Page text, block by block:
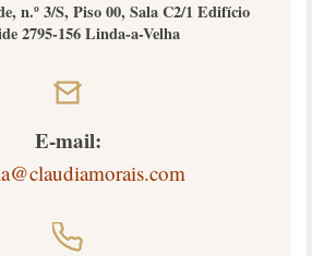
n.º 3/S, Piso 00, Sala C2/1 Edifício
2795-156 Linda-a-Velha
E-mail: